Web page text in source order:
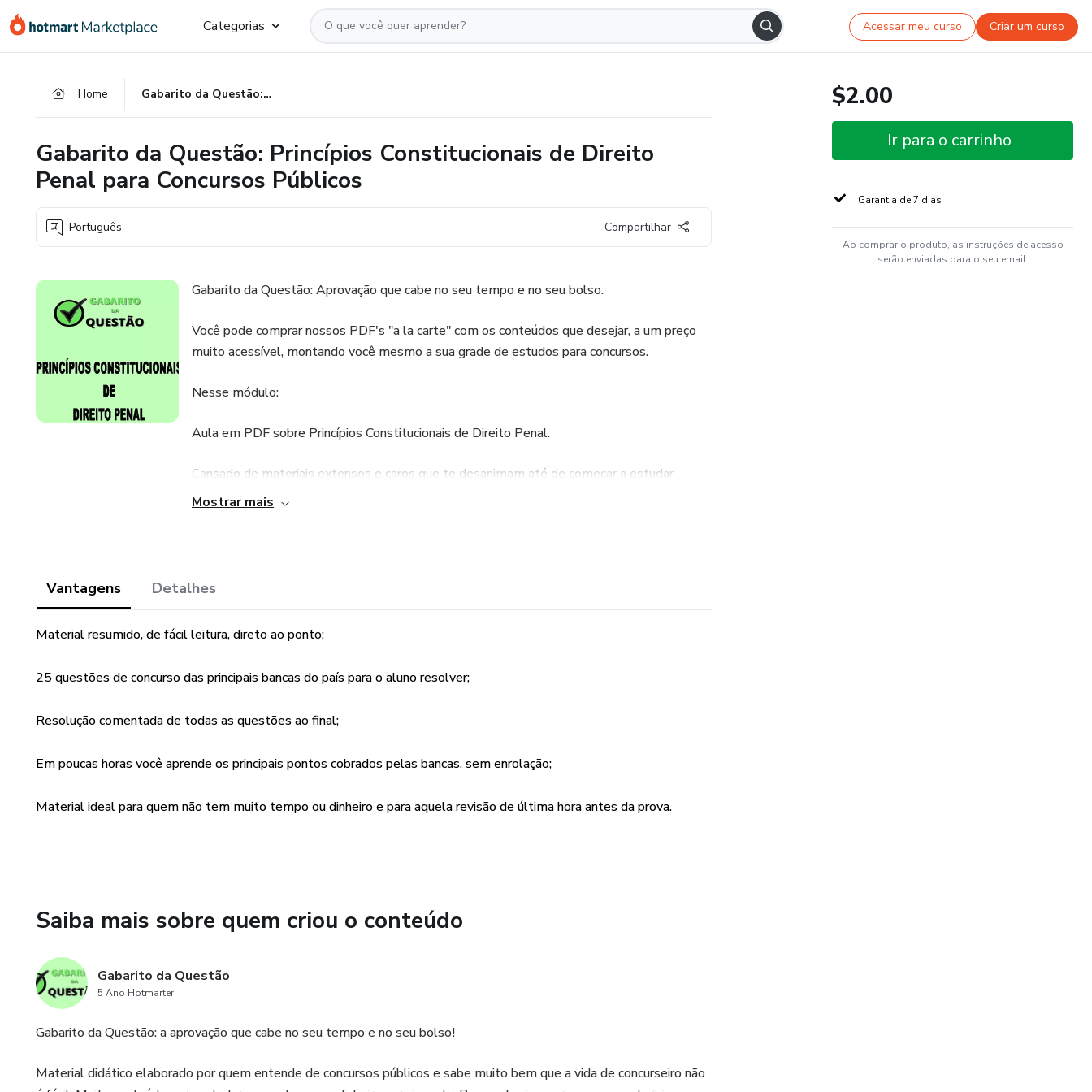
para
para
para
Categorias Acessar meu curso Criar um curso
Home Gabarito da Questão: Princípios Constitucionais de Direito Penal para Concursos Públicos
Gabarito da Questão: Princípios Constitucionais de Direito
Penal para Concursos Públicos
Português Compartilhar
Gabarito da Questão: Aprovação que cabe no seu tempo e no seu bolso.
Você pode comprar nossos PDF's "a la carte" com os conteúdos que desejar, a um preço
muito acessível, montando você mesmo a sua grade de estudos para concursos.
Nesse módulo:
Aula em PDF sobre Princípios Constitucionais de Direito Penal.
Cansado de materiais extensos e caros que te desanimam até de começar a estudar
porque são muito longos? Precisando daquela revisão de última hora e não sabe por onde
tema. Ao final conta com 25 questões de bancas como CESPE (CEBRASPE), Vunesp, FGV
Mostrar mais
Vantagens Detalhes
Material resumido, de fácil leitura, direto ao ponto;
25 questões de concurso das principais bancas do país para o aluno resolver;
Resolução comentada de todas as questões ao final;
Em poucas horas você aprende os principais pontos cobrados pelas bancas, sem enrolação;
Material ideal para quem não tem muito tempo ou dinheiro e para aquela revisão de última hora antes da prova.
Saiba mais sobre quem criou o conteúdo
Gabarito da Questão
5 Ano Hotmarter
Gabarito da Questão: a aprovação que cabe no seu tempo e no seu bolso!
Material didático elaborado por quem entende de concursos públicos e sabe muito bem que a vida de concurseiro não
$2.00
Ir para o carrinho
Garantia de 7 dias
Ao comprar o produto, as instruções de acesso
serão enviadas para o seu email.